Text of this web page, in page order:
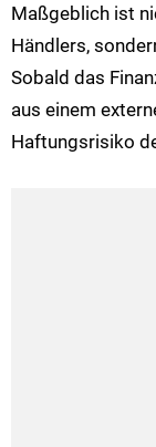
Maßgeblich ist
Händlers,
Sobald das
aus einem
Haftungsrisiko